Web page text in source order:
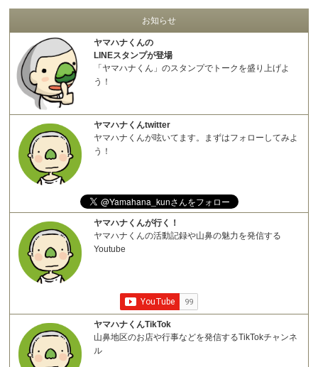
お知らせ
ヤマハナくんの
LINEスタンプが登場
「ヤマハナくん」のスタンプでトークを盛り上げよ
う！
ヤマハナくんtwitter
ヤマハナくんが呟いてます。まずはフォローしてみよ
う！
ヤマハナくんが行く！
ヤマハナくんの活動記録や山鼻の魅力を発信する
Youtube
ヤマハナくんTikTok
山鼻地区のお店や行事などを発信するTikTokチャンネ
ル